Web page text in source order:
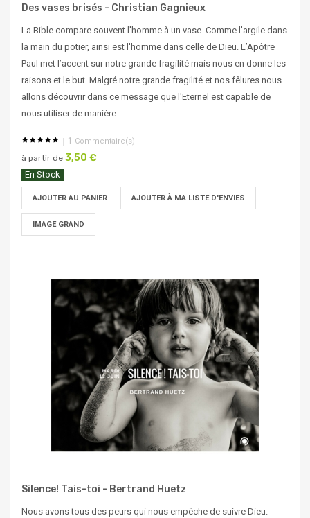
Des vases brisés - Christian Gagnieux
La Bible compare souvent l'homme à un vase. Comme l'argile dans
la main du potier, ainsi est l'homme dans celle de Dieu. L’Apôtre
Paul met l’accent sur notre grande fragilité mais nous en donne les
raisons et le but. Malgré notre grande fragilité et nos fêlures nous
allons découvrir dans ce message que l'Eternel est capable de
nous utiliser de manière...
1 Commentaire(s)
à partir de 3,50 €
En Stock
AJOUTER AU PANIER AJOUTER À MA LISTE D'ENVIES
IMAGE GRAND
Silence! Tais-toi - Bertrand Huetz
Nous avons tous des peurs qui nous empêche de suivre Dieu.